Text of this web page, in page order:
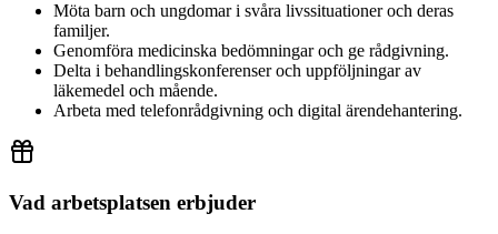
Möta barn och ungdomar i svåra livssituationer och deras
familjer.
Genomföra medicinska bedömningar och ge rådgivning.
Delta i behandlingskonferenser och uppföljningar av
läkemedel och mående.
Arbeta med telefonrådgivning och digital ärendehantering.
Vad arbetsplatsen erbjuder